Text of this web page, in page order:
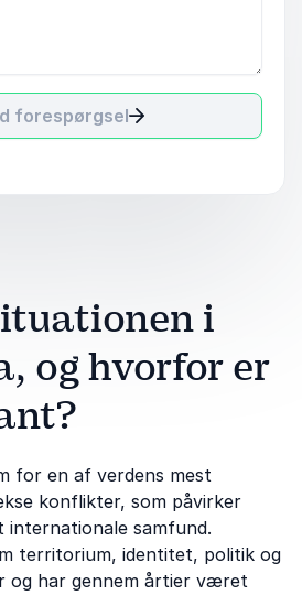
forespørgsel
i
og hvorfor er
for en af verdens mest
konflikter, som påvirker
internationale samfund.
territorium, identitet, politik og
og har gennem årtier været